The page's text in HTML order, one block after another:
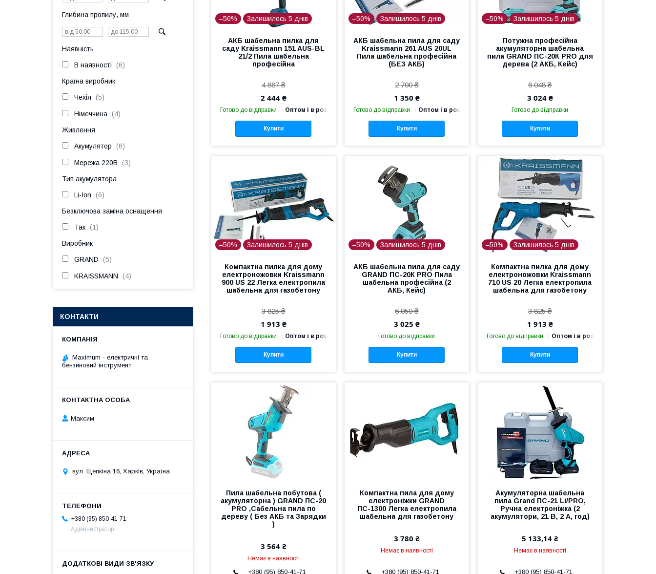
–50% Залишилось 5 днів
АКБ шабельна пилка для
саду Kraissmann 151 AUS-BL
21/2 Пила шабельна
професійна
4 887 ₴
2 444 ₴
Готово до відправки Оптом і в роздріб
Купити
–50% Залишилось 5 днів
АКБ шабельна пила для саду
Kraissmann 261 AUS 20UL
Пила шабельна професійна
(БЕЗ АКБ)
2 700 ₴
1 350 ₴
Готово до відправки Оптом і в роздріб
Купити
–50% Залишилось 5 днів
Потужна професійна
акумуляторна шабельна
пила GRAND ПС-20К PRO для
дерева (2 АКБ, Кейс)
6 048 ₴
3 024 ₴
Готово до відправки
Купити
–50% Залишилось 5 днів
Компактна пилка для дому
електроножовки Kraissmann
900 US 22 Легка електропила
шабельна для газобетону
3 825 ₴
1 913 ₴
Готово до відправки Оптом і в роздріб
Купити
–50% Залишилось 5 днів
АКБ шабельна пила для саду
GRAND ПС-20К PRO Пила
шабельна професійна (2
АКБ, Кейс)
6 050 ₴
3 025 ₴
Готово до відправки
Купити
–50% Залишилось 5 днів
Компактна пилка для дому
електроножовки Kraissmann
710 US 20 Легка електропила
шабельна для газобетону
3 825 ₴
1 913 ₴
Готово до відправки Оптом і в роздріб
Купити
Пила шабельна побутова (
акумуляторна ) GRAND ПС-20
PRO ,Сабельна пила по
дереву ( Без АКБ та Зарядки
)
3 564 ₴
Немає в наявності
+380 (95) 850-41-71
Компактна пила для дому
електроніжки GRAND
ПС-1300 Легка електропила
шабельна для газобетону
3 780 ₴
Немає в наявності
+380 (95) 850-41-71
Акумуляторна шабельна
пила Grand ПС-21 Li/PRO,
Ручна електроніжка (2
акумулятори, 21 В, 2 А, год)
5 133,14 ₴
Немає в наявності
+380 (95) 850-41-71
Глибина пропилу, мм
Наявність
В наявності 6
Країна виробник
Чехія 5
Німеччина 4
Живлення
Акумулятор 6
Мережа 220В 3
Тип акумулятора
Li-Ion 6
Безключова заміна оснащення
Так 1
Виробник
GRAND 5
KRAISSMANN 4
КОНТАКТИ
Maximum - електричні та
бензиновий інструмент
Максим
вул. Щепкіна 16, Харків, Україна
+380 (95) 850-41-71
Администратор